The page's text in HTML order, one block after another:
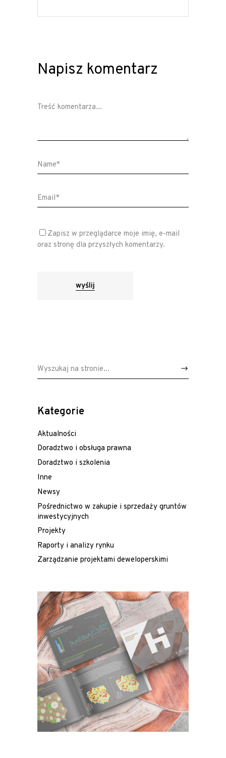
Napisz komentarz
Zapisz w przeglądarce moje imię, e-mail
oraz stronę dla przyszłych komentarzy.
wyślij
Wyszukaj:
Kategorie
Aktualności
Doradztwo i obsługa prawna
Doradztwo i szkolenia
Inne
Newsy
Pośrednictwo w zakupie i sprzedaży gruntów
inwestycyjnych
Projekty
Raporty i analizy rynku
Zarządzanie projektami deweloperskimi